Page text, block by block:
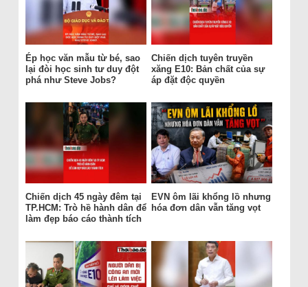
Ép học văn mẫu từ bé, sao
lại đòi học sinh tư duy đột
phá như Steve Jobs?
Chiến dịch tuyên truyền
xăng E10: Bản chất của sự
áp đặt độc quyền
Chiến dịch 45 ngày đêm tại
TP.HCM: Trò hề hành dân để
làm đẹp báo cáo thành tích
EVN ôm lãi khổng lồ nhưng
hóa đơn dân vẫn tăng vọt